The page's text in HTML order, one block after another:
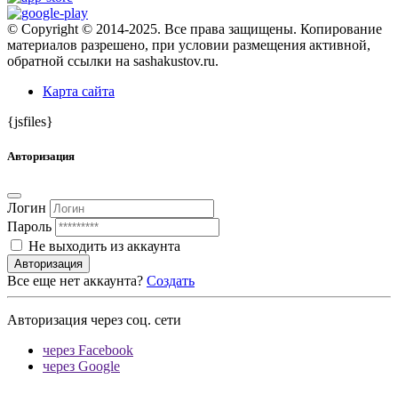
© Copyright © 2014-2025. Все права защищены. Копирование
материалов разрешено, при условии размещения активной,
обратной ссылки на sashakustov.ru.
Карта сайта
{jsfiles}
Авторизация
Логин
Пароль
Не выходить из аккаунта
Авторизация
Все еще нет аккаунта? Создать
Авторизация через соц. сети
через Facebook
через Google